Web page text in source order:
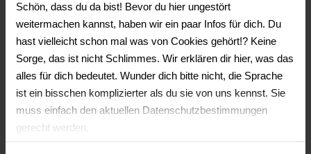
Schön, dass du da bist! Bevor du hier ungestört
weitermachen kannst, haben wir ein paar Infos für dich. Du
hast vielleicht schon mal was von Cookies gehört!? Keine
Sorge, das ist nicht Schlimmes. Wir erklären dir hier, was das
alles für dich bedeutet. Wunder dich bitte nicht, die Sprache
ist ein bisschen komplizierter als du sie von uns kennst. Sie
muss einfach den aktuellen Datenschutzbestimmungen
gerecht werden.
6 Fehler im E-Recruiting von Azubis -
und wie Sie sie umgehen
15.01.26, 10:30